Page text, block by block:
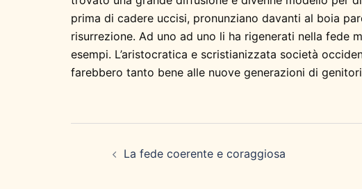
prima di cadere uccisi, pronunziano davanti al boia
risurrezione. Ad uno ad uno li ha rigenerati nella fede
esempi. L’aristocratica e scristianizzata società
farebbero tanto bene alle nuove generazioni di
articoloLa fede coerente e coraggiosa